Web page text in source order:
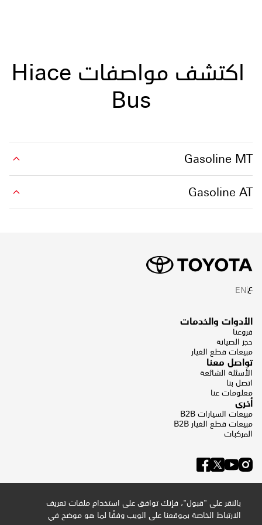
بالنقر على "قبول"، فإنك توافق على استخدام ملفات تعريف
الارتباط الخاصة بموقعنا على الويب وفقًا لما هو موضح في
اكتشف مواصفات Hiace
Bus
Gasoline MT
Gasoline AT
ع EN
الأدوات والخدمات
فروعنا
حجز الصيانة
مبيعات قطع الغيار
تواصل معنا
الأسئلة الشائعة
اتصل بنا
معلومات عنا
أخرى
مبيعات السيارات B2B
مبيعات قطع الغيار B2B
المركبات